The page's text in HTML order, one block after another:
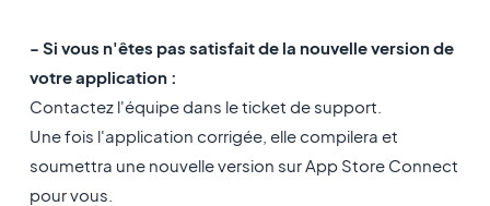
- Si vous n'êtes pas satisfait de la nouvelle version de
votre application :
Contactez l'équipe dans le ticket de support.
Une fois l'application corrigée, elle compilera et
soumettra une nouvelle version sur App Store Connect
pour vous.